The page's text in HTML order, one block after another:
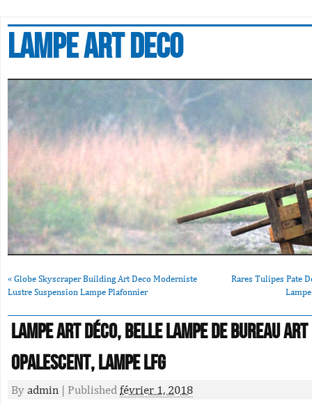
Lampe art deco
« Globe Skyscraper Building Art Deco Moderniste
Lustre Suspension Lampe Plafonnier
Rares Tulipes Pate
LAMPE ART DÉCO, belle lampe de bureau art
OPALESCENT, LAMPE LFG
By admin | Published février 1, 2018